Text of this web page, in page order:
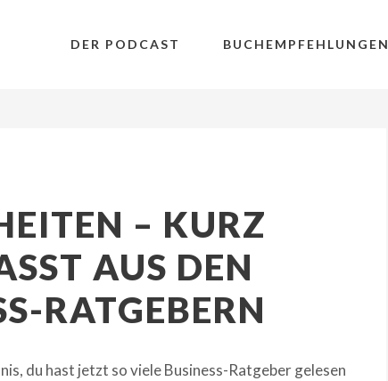
DER PODCAST BUCHEMPFEHLUNGEN
– KURZ
AUS DEN
RATGEBERN
du hast jetzt so viele Business-Ratgeber gelesen